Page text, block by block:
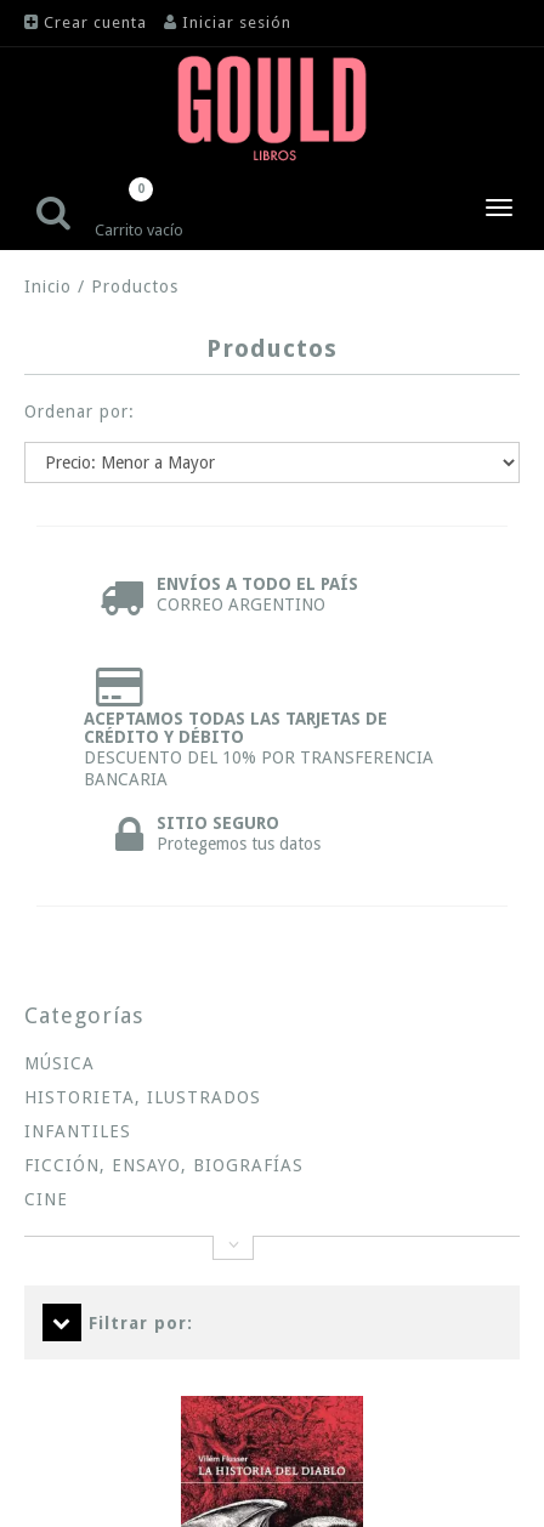
Crear cuenta Iniciar sesión
Carrito vacío
0
Inicio / Productos
Productos
Ordenar por:
ENVÍOS A TODO EL PAÍS
CORREO ARGENTINO
ACEPTAMOS TODAS LAS TARJETAS DE
CRÉDITO Y DÉBITO
DESCUENTO DEL 10% POR TRANSFERENCIA
BANCARIA
SITIO SEGURO
Protegemos tus datos
Categorías
MÚSICA
HISTORIETA, ILUSTRADOS
INFANTILES
FICCIÓN, ENSAYO, BIOGRAFÍAS
CINE
Filtrar por: